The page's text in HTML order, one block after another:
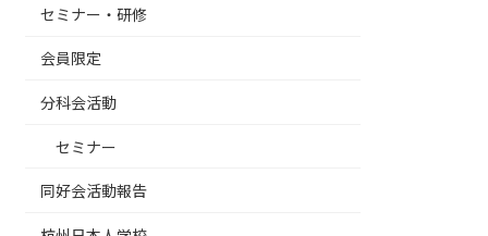
セミナー・研修
会員限定
分科会活動
セミナー
同好会活動報告